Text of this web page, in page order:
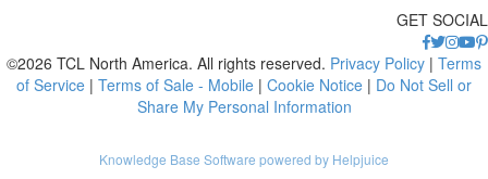
GET SOCIAL
©2026 TCL North America. All rights reserved. Privacy Policy | Terms
of Service | Terms of Sale - Mobile | Cookie Notice | Do Not Sell or
Share My Personal Information
Knowledge Base Software powered by Helpjuice